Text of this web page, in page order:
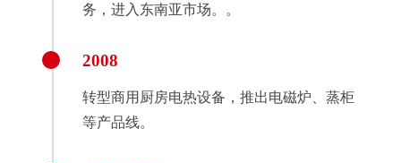
务，进入东南亚市场。。
2008
转型商用厨房电热设备，推出电磁炉、蒸柜
等产品线。